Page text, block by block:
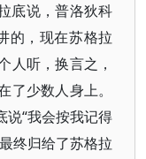
底说，普洛狄科
的，现在苏格拉
人听，换言之，
少数人身上。
说“我会按我记得
终归给了苏格拉